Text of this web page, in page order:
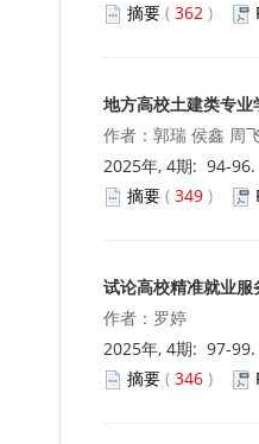
摘要 ( 362 )
地方高校土建类专
作者：郭瑞 侯鑫 周
2025年, 4期: 94-96.
摘要 ( 349 )
试论高校精准就业
作者：罗婷
2025年, 4期: 97-99.
摘要 ( 346 )